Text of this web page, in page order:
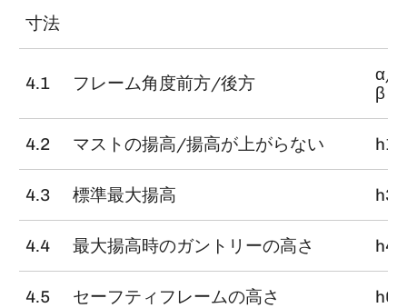
寸法
4.1 フレーム角度前方/後方
α/
β（
4.2 マストの揚高/揚高が上がらない h1
4.3 標準最大揚高 h3
4.4 最大揚高時のガントリーの高さ h4
4.5 セーフティフレームの高さ h6